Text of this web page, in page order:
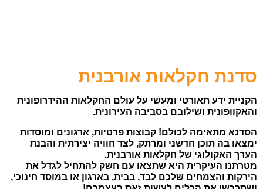
סדנת חקלאות אורבנית
הקניית ידע תאורטי ומעשי על עולם החקלאות ההידרופונית
והאקוופונית ושילובם בסביבה העירונית.
הסדנא מתאימה לכולם! קבוצות פרטיות, ארגונים ומוסדות
ימצאו בה תוכן חדשני ומרתק, לצד חוויה יצירתית והבנת
הערך האקולוגי של חקלאות אורבנית.
מטרתנו העיקרית היא שתצאו עם חשק להתחיל לגדל את
הירקות והצמחים שלכם לבד, בבית, בארגון או במוסד חינוכי,